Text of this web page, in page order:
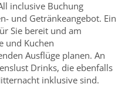
inclusive Buchung
und Getränkeangebot. Ein
Sie bereit und am
und Kuchen
Ausflüge planen. An
Drinks, die ebenfalls
inklusive sind.